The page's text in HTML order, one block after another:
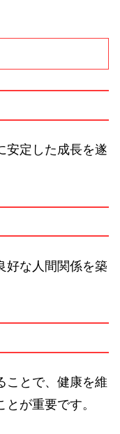
安定した成長を遂
好な人間関係を築
ことで、健康を維
が重要です。